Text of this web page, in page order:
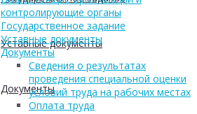
Уставные документы
Документы
контролирующие органы
Государственное задание
Уставные документы
Документы
Сведения о результатах
проведения специальной оценки
условий труда на рабочих местах
Оплата труда